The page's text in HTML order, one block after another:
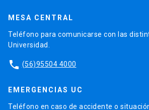
MESA CENTRAL
Teléfono para comunicarse con las
Universidad.
phone (56)95504 4000
EMERGENCIAS UC
Teléfono en caso de accidente o